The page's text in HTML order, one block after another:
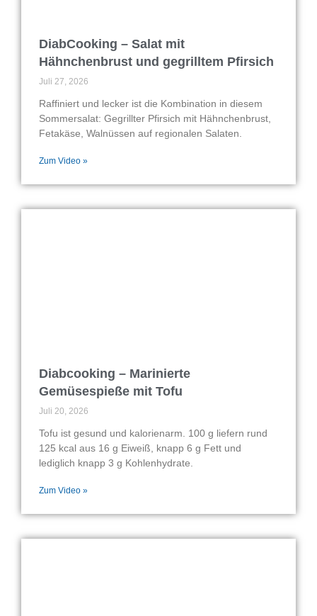
DiabCooking – Salat mit
Hähnchenbrust und gegrilltem Pfirsich
Juli 27, 2026
Raffiniert und lecker ist die Kombination in diesem
Sommersalat: Gegrillter Pfirsich mit Hähnchenbrust,
Fetakäse, Walnüssen auf regionalen Salaten.
Zum Video »
Diabcooking – Marinierte
Gemüsespieße mit Tofu
Juli 20, 2026
Tofu ist gesund und kalorienarm. 100 g liefern rund
125 kcal aus 16 g Eiweiß, knapp 6 g Fett und
lediglich knapp 3 g Kohlenhydrate.
Zum Video »